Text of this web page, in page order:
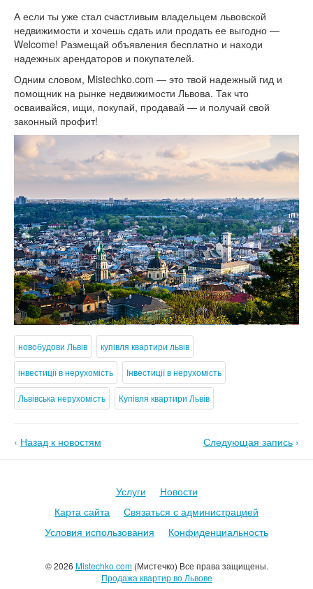
А если ты уже стал счастливым владельцем львовской
недвижимости и хочешь сдать или продать ее выгодно —
Welcome! Размещай объявления бесплатно и находи
надежных арендаторов и покупателей.
Одним словом, Mistechko.com — это твой надежный гид и
помощник на рынке недвижимости Львова. Так что
осваивайся, ищи, покупай, продавай — и получай свой
законный профит!
новобудови Львів купівля квартири львів
інвестиції в нерухомість Інвестиції в нерухомість
Львівська нерухомість Купівля квартири Львів
‹ Назад к новостям Следующая запись ›
© 2026 Mistechko.com(Мистечко) Все права защищены.
Продажа квартир во Львове
Услуги
Новости
Карта сайта
Связаться с администрацией
Условия использования
Конфиденциальность